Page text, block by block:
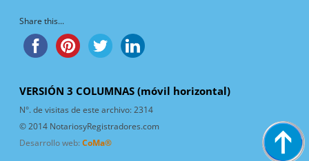
Share this...
VERSIÓN 3 COLUMNAS (móvil horizontal)
N°. de visitas de este archivo:2314
© 2014 NotariosyRegistradores.com
Desarrollo web: CoMa®